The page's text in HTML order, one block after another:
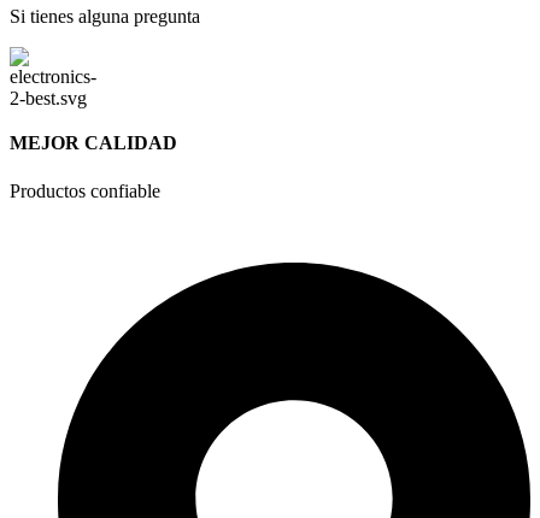
Si tienes alguna pregunta
MEJOR CALIDAD
Productos confiable